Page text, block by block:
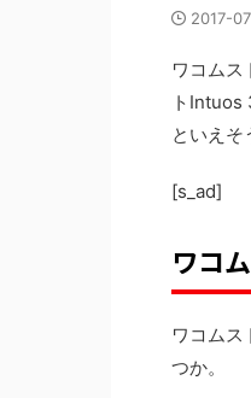
2017-
ワコム
トIntuos
といえそ
[s_ad]
ワコ
ワコムス
つか。